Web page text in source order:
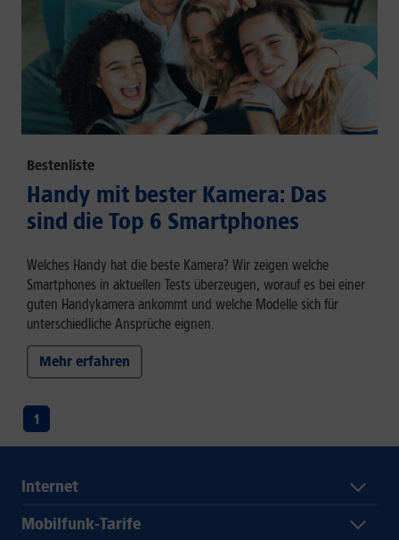
Bestenliste
Handy mit bester Kamera: Das
sind die Top 6 Smartphones
Welches Handy hat die beste Kamera? Wir zeigen welche
Smartphones in aktuellen Tests überzeugen, worauf es bei einer
guten Handykamera ankommt und welche Modelle sich für
unterschiedliche Ansprüche eignen.
Mehr erfahren
1
Internet
Mobilfunk-Tarife